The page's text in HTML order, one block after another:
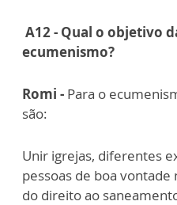
A12 - Qual o objetivo
ecumenismo?
Romi - Para o
são:
Unir igrejas, diferentes
pessoas de boa
do direito ao